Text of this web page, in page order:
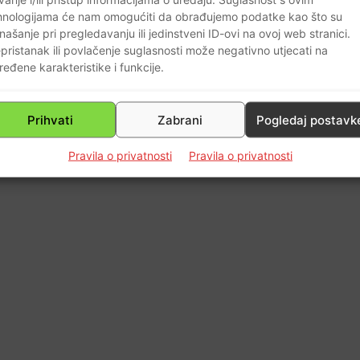
će nam omogućiti da obrađujemo podatke kao što su
pri pregledavanju ili jedinstveni ID-ovi na ovoj web stranici.
ili povlačenje suglasnosti može negativno utjecati na
karakteristike i funkcije.
Prihvati Zabrani Pogledaj
Pravila o privatnosti Pravila o privatnosti
0